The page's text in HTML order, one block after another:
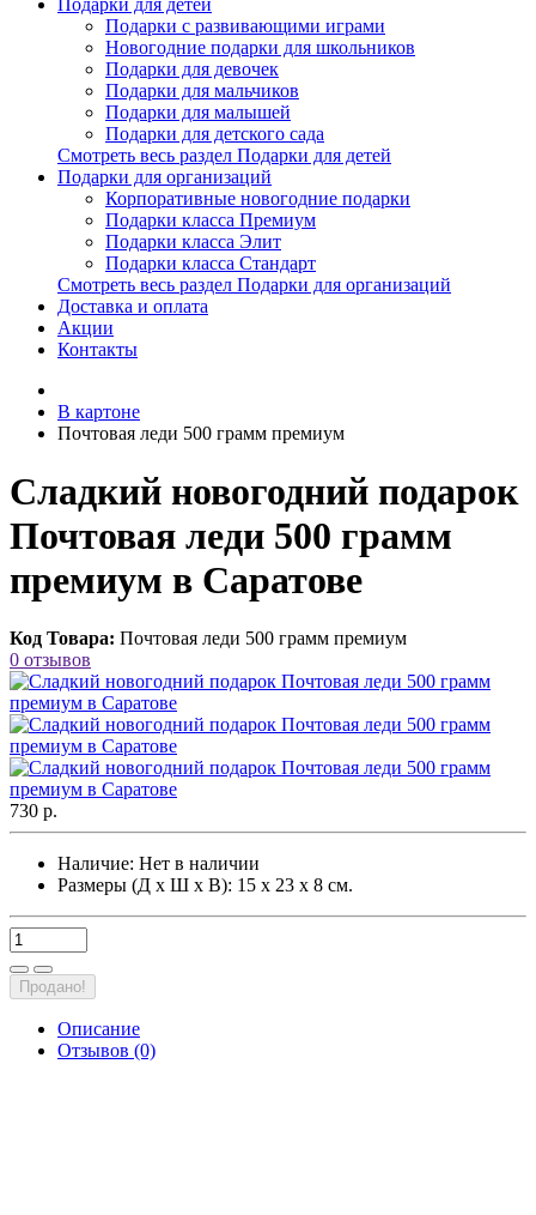
Подарки с развивающими играми
Новогодние подарки для школьников
Подарки для девочек
Подарки для мальчиков
Подарки для малышей
Подарки для детского сада
Смотреть весь раздел Подарки для детей
Подарки для организаций
Корпоративные новогодние подарки
Подарки класса Премиум
Подарки класса Элит
Подарки класса Стандарт
Смотреть весь раздел Подарки для организаций
Доставка и оплата
Акции
Контакты
В картоне
Почтовая леди 500 грамм премиум
Сладкий новогодний подарок
Почтовая леди 500 грамм
премиум в Саратове
Код Товара: Почтовая леди 500 грамм премиум
0 отзывов
730 р.
Наличие: Нет в наличии
Размеры (Д х Ш х В): 15 х 23 х 8 см.
Продано!
Описание
Отзывов (0)